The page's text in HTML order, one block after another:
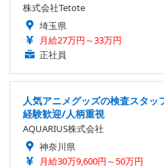
株式会社Tetote
埼玉県
月給27万円～33万円
正社員
人気アニメグッズの検査スタ
経験歓迎/人柄重視
AQUARIUS株式会社
神奈川県
月給30万9,600円～50万円